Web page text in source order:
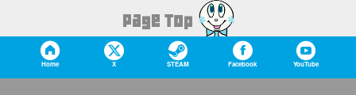
Home X STEAM Facebook YouTube